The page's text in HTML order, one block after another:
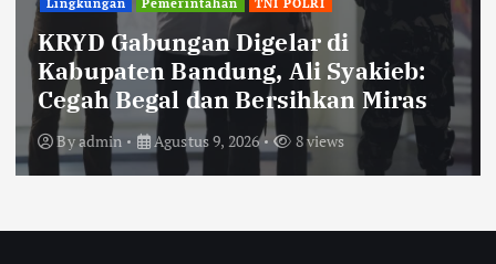
Lingkungan Pemerintahan TNI POLRI
KRYD Gabungan Digelar di
Kabupaten Bandung, Ali Syakieb:
Cegah Begal dan Bersihkan Miras
Byadmin Agustus 9, 2026 8 views